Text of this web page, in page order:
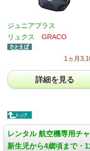
ジュニアプラス
リュクス GRACO
1ヵ月
詳細を見る
レンタル 航空機専用チ
新生児から4歳頃まで・